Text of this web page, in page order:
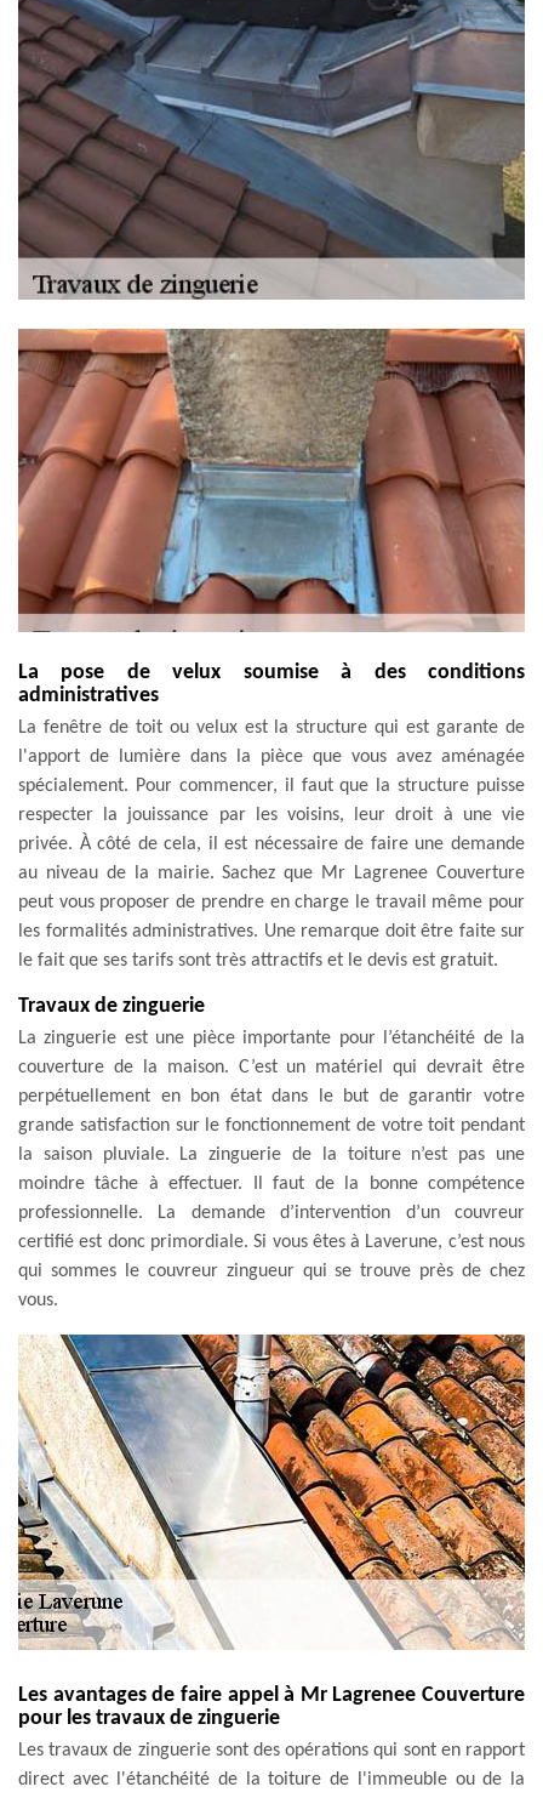
La pose de velux soumise à des conditions
administratives
La fenêtre de toit ou velux est la structure qui est garante de
l'apport de lumière dans la pièce que vous avez aménagée
spécialement. Pour commencer, il faut que la structure puisse
respecter la jouissance par les voisins, leur droit à une vie
privée. À côté de cela, il est nécessaire de faire une demande
au niveau de la mairie. Sachez que Mr Lagrenee Couverture
peut vous proposer de prendre en charge le travail même pour
les formalités administratives. Une remarque doit être faite sur
le fait que ses tarifs sont très attractifs et le devis est gratuit.
Travaux de zinguerie
La zinguerie est une pièce importante pour l’étanchéité de la
couverture de la maison. C’est un matériel qui devrait être
perpétuellement en bon état dans le but de garantir votre
grande satisfaction sur le fonctionnement de votre toit pendant
la saison pluviale. La zinguerie de la toiture n’est pas une
moindre tâche à effectuer. Il faut de la bonne compétence
professionnelle. La demande d’intervention d’un couvreur
certifié est donc primordiale. Si vous êtes à Laverune, c’est nous
qui sommes le couvreur zingueur qui se trouve près de chez
vous.
Les avantages de faire appel à Mr Lagrenee Couverture
pour les travaux de zinguerie
Les travaux de zinguerie sont des opérations qui sont en rapport
direct avec l'étanchéité de la toiture de l'immeuble ou de la